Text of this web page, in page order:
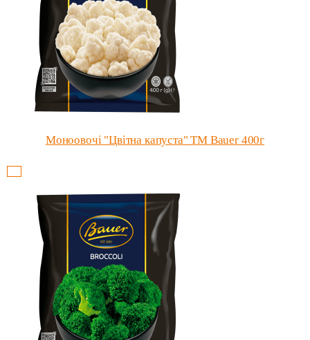
Моноовочі "Цвітна капуста" ТМ Bauer 400г